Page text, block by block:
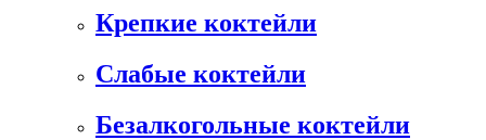
Крепкие коктейли
Слабые коктейли
Безалкогольные коктейли